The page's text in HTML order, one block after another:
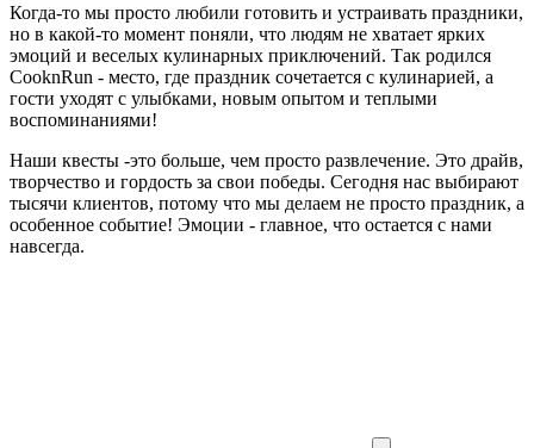
Когда-то мы просто любили готовить и устраивать праздники,
но в какой-то момент поняли, что людям не хватает ярких
эмоций и веселых кулинарных приключений. Так родился
CooknRun - место, где праздник сочетается с кулинарией, а
гости уходят с улыбками, новым опытом и теплыми
воспоминаниями!
Наши квесты -это больше, чем просто развлечение. Это драйв,
творчество и гордость за свои победы. Сегодня нас выбирают
тысячи клиентов, потому что мы делаем не просто праздник, а
особенное событие! Эмоции - главное, что остается с нами
навсегда.